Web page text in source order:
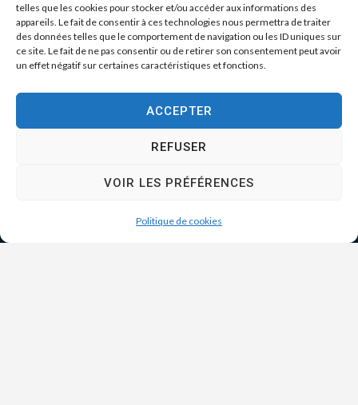
telles que les cookies pour stocker et/ou accéder aux informations des
appareils. Le fait de consentir à ces technologies nous permettra de traiter
des données telles que le comportement de navigation ou les ID uniques sur
ce site. Le fait de ne pas consentir ou de retirer son consentement peut avoir
un effet négatif sur certaines caractéristiques et fonctions.
ACCEPTER
REFUSER
VOIR LES PRÉFÉRENCES
Politique de cookies